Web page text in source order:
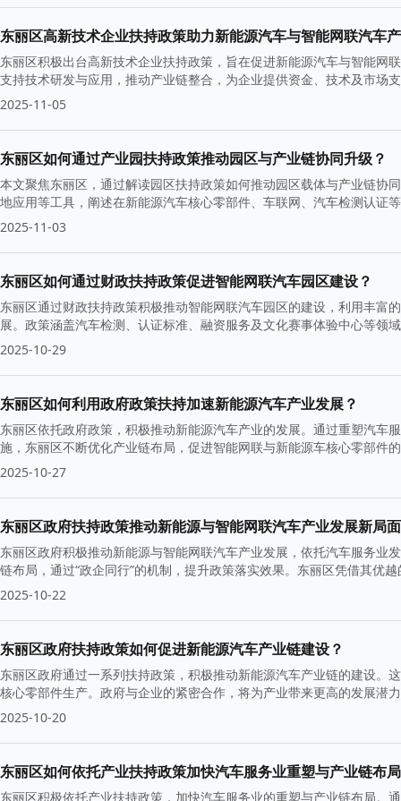
东丽区高新技术企业扶持政策助力新能源汽车与智能网联汽车
东丽区积极出台高新技术企业扶持政策，旨在促进新能源汽车与智能网
支持技术研发与应用，推动产业链整合，为企业提供资金、技术及市场
2025-11-05
东丽区如何通过产业园扶持政策推动园区与产业链协同升级？
本文聚焦东丽区，通过解读园区扶持政策如何推动园区载体与产业链协
地应用等工具，阐述在新能源汽车核心零部件、车联网、汽车检测认证
2025-11-03
东丽区如何通过财政扶持政策促进智能网联汽车园区建设？
东丽区通过财政扶持政策积极推动智能网联汽车园区的建设，利用丰富
展。政策涵盖汽车检测、认证标准、融资服务及文化赛事体验中心等领
展。
2025-10-29
东丽区如何利用政府政策扶持加速新能源汽车产业发展？
东丽区依托政府政策，积极推动新能源汽车产业的发展。通过重塑汽车
施，东丽区不断优化产业链布局，促进智能网联与新能源车核心零部件
新动能。
2025-10-27
东丽区政府扶持政策推动新能源与智能网联汽车产业发展新局面
东丽区政府积极推动新能源与智能网联汽车产业发展，依托汽车服务业
链布局，通过“政企同行”的机制，提升政策落实效果。东丽区凭借其优
要产业基地。
2025-10-22
东丽区政府扶持政策如何促进新能源汽车产业链建设？
东丽区政府通过一系列扶持政策，积极推动新能源汽车产业链的建设。
核心零部件生产。政府与企业的紧密合作，将为产业带来更高的发展潜
2025-10-20
东丽区如何依托产业扶持政策加快汽车服务业重塑与产业链布
东丽区积极依托产业扶持政策，加快汽车服务业的重塑与产业链布局。